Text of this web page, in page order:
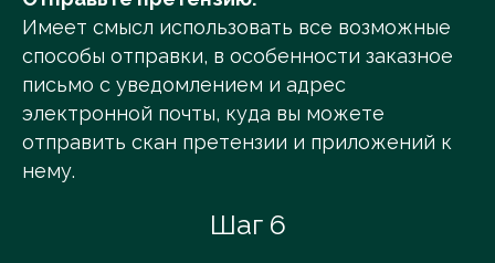
Имеет смысл использовать все возможные
способы отправки, в особенности заказное
письмо с уведомлением и адрес
электронной почты, куда вы можете
отправить скан претензии и приложений к
нему.
Шаг 6